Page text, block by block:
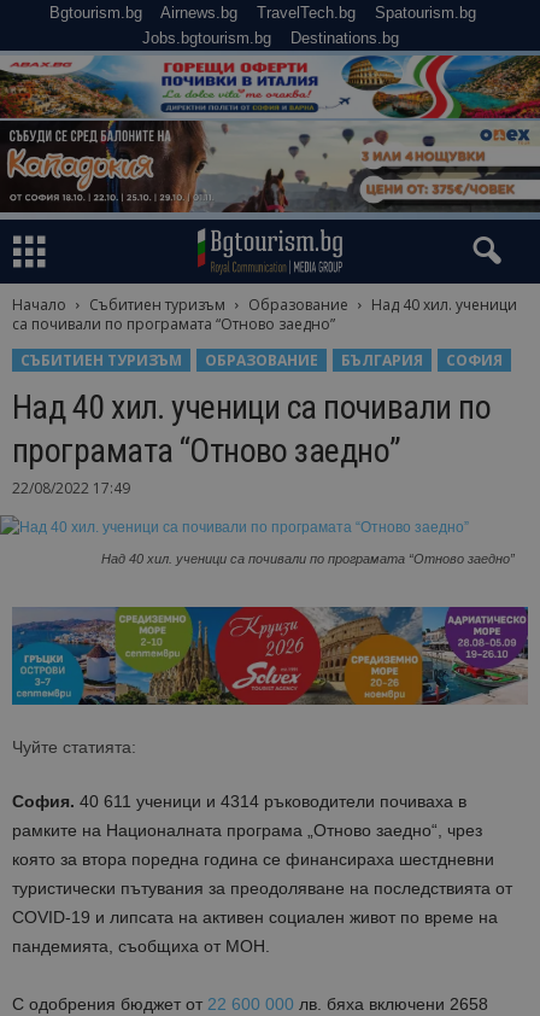
Bgtourism.bg Airnews.bg TravelTech.bg
Spatourism.bg
Jobs.bgtourism.bg
Destinations.bg
Начало Събитиен туризъм Образование
Над 40 хил. ученици
са почивали по програмата “Отново заедно”
СЪБИТИЕН ТУРИЗЪМ
ОБРАЗОВАНИЕ БЪЛГАРИЯ СОФИЯ
Над 40 хил. ученици са почивали по
програмата “Отново заедно”
22/08/2022 17:49
Над 40 хил. ученици са почивали по програмата “Отново заедно”
Чуйте статията:
София. 40 611 ученици и 4314 ръководители почиваха в
рамките на Националната програма „Отново заедно“, чрез
която за втора поредна година се финансираха шестдневни
туристически пътувания за преодоляване на последствията от
COVID-19 и липсата на активен социален живот по време на
пандемията, съобщиха от МОН.
С одобрения бюджет от 22 600 000 лв. бяха включени 2658